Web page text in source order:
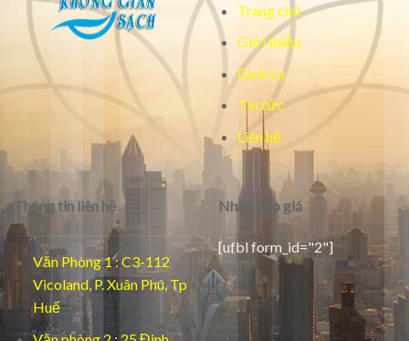
Trang chủ
Giới thiệu
Dịch vụ
Tin tức
Liên hệ
Thông tin liên hệ
Văn Phòng 1 : C3-112
Vicoland, P. Xuân Phú, Tp
Huế
Nhận báo giá
[ufbl form_id="2"]